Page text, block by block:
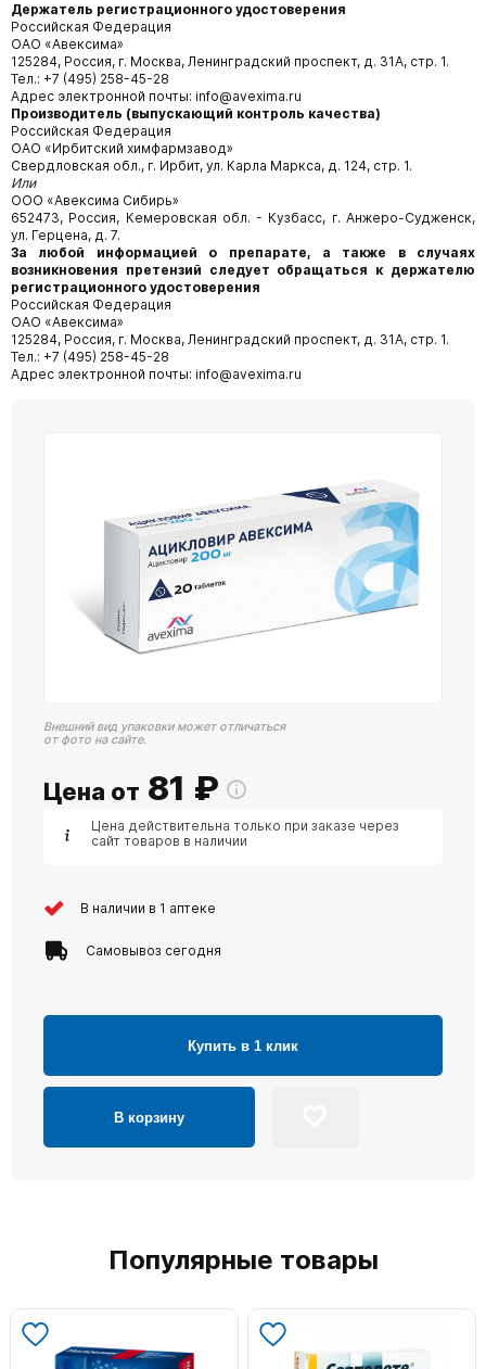
Держатель регистрационного удостоверения
Российская Федерация
ОАО «Авексима»
125284, Россия, г. Москва, Ленинградский проспект, д. 31А, стр. 1.
Тел.: +7 (495) 258-45-28
Адрес электронной почты: info@avexima.ru
Производитель (выпускающий контроль качества)
Российская Федерация
ОАО «Ирбитский химфармзавод»
Свердловская обл., г. Ирбит, ул. Карла Маркса, д. 124, стр. 1.
Или
ООО «Авексима Сибирь»
652473, Россия, Кемеровская обл. - Кузбасс, г. Анжеро-Судженск,
ул. Герцена, д. 7.
За любой информацией о препарате, а также в случаях
возникновения претензий следует обращаться к держателю
регистрационного удостоверения
Российская Федерация
ОАО «Авексима»
125284, Россия, г. Москва, Ленинградский проспект, д. 31А, стр. 1.
Тел.: +7 (495) 258-45-28
Адрес электронной почты: info@avexima.ru
Внешний вид упаковки может отличаться
от фото на сайте.
Цена от 81 ₽
Цена действительна только при заказе через
сайт товаров в наличии
В наличии в 1 аптеке
Самовывоз сегодня
Купить в 1 клик
В корзину
Популярные товары